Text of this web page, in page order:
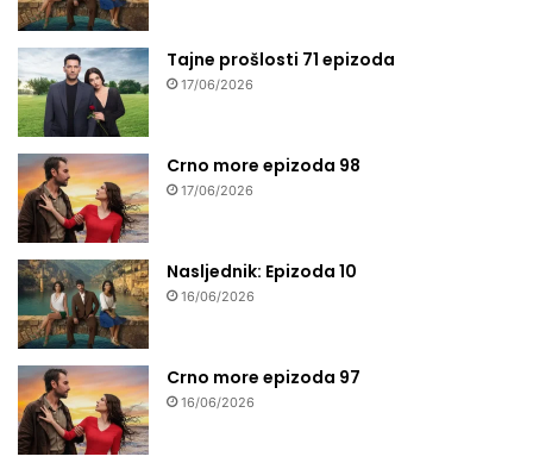
Tajne prošlosti 71 epizoda
17/06/2026
Crno more epizoda 98
17/06/2026
Nasljednik: Epizoda 10
16/06/2026
Crno more epizoda 97
16/06/2026